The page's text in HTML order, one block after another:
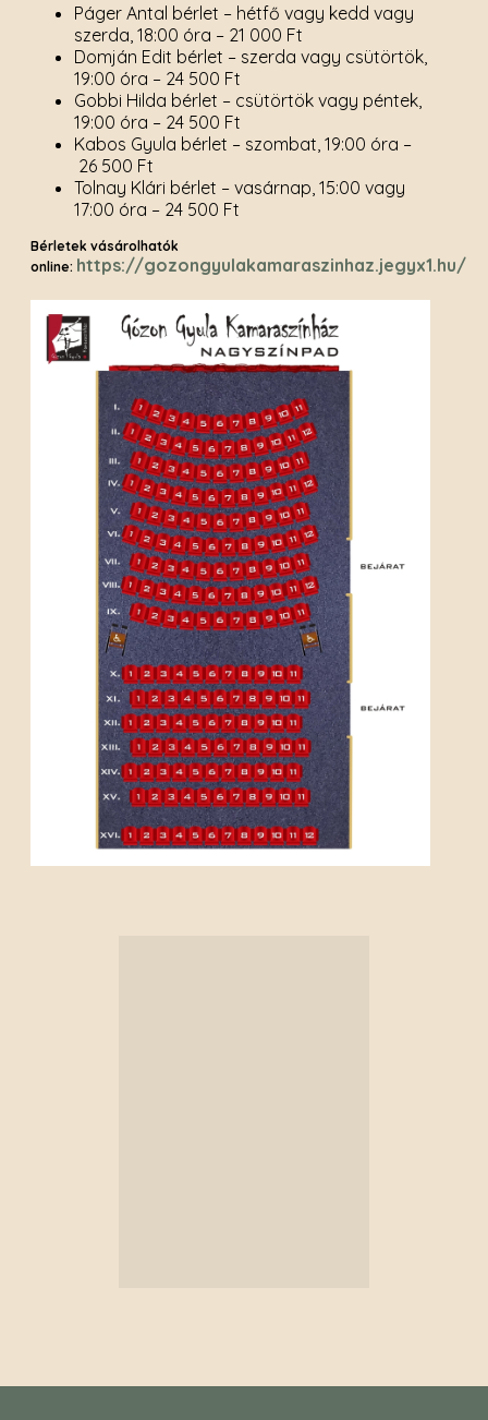
Páger Antal bérlet – hétfő vagy kedd vagy
szerda, 18:00 óra – 21 000 Ft
Domján Edit bérlet – szerda vagy csütörtök,
19:00 óra – 24 500 Ft
Gobbi Hilda bérlet – csütörtök vagy péntek,
19:00 óra – 24 500 Ft
Kabos Gyula bérlet – szombat, 19:00 óra –
26 500 Ft
Tolnay Klári bérlet – vasárnap, 15:00 vagy
17:00 óra – 24 500 Ft
Bérletek vásárolhatók
online: https://gozongyulakamaraszinhaz.jegyx1.hu/